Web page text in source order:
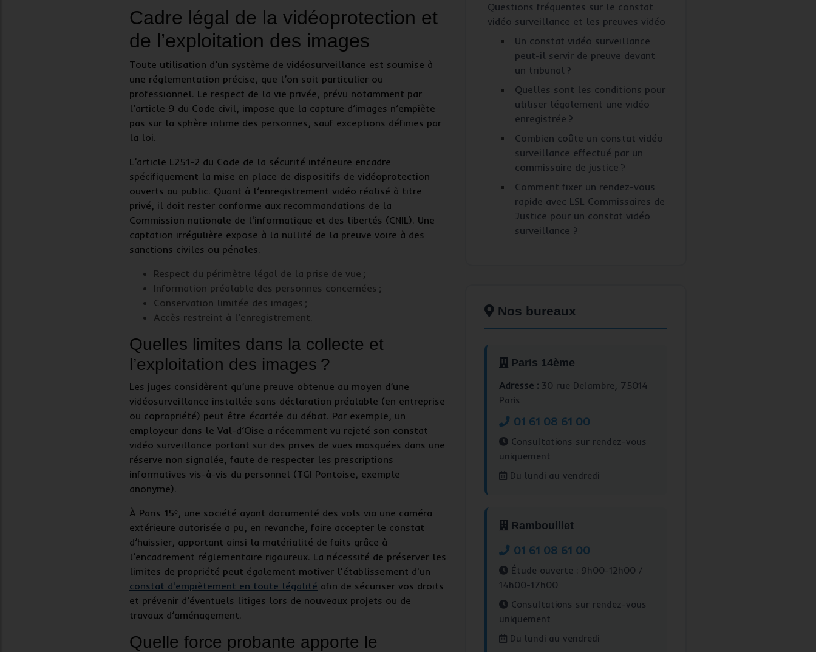
Cadre légal de la vidéoprotection et
de l’exploitation des images
Toute utilisation d’un système de vidéosurveillance est soumise à
une réglementation précise, que l’on soit particulier ou
professionnel. Le respect de la vie privée, prévu notamment par
l’article 9 du Code civil, impose que la capture d’images n’empiète
pas sur la sphère intime des personnes, sauf exceptions définies par
la loi.
L’article L251-2 du Code de la sécurité intérieure encadre
spécifiquement la mise en place de dispositifs de vidéoprotection
ouverts au public. Quant à l’enregistrement vidéo réalisé à titre
privé, il doit rester conforme aux recommandations de la
Commission nationale de l'informatique et des libertés (CNIL). Une
captation irrégulière expose à la nullité de la preuve voire à des
sanctions civiles ou pénales.
Respect du périmètre légal de la prise de vue ;
Information préalable des personnes concernées ;
Conservation limitée des images ;
Accès restreint à l’enregistrement.
Quelles limites dans la collecte et
l’exploitation des images ?
Les juges considèrent qu’une preuve obtenue au moyen d’une
vidéosurveillance installée sans déclaration préalable (en entreprise
ou copropriété) peut être écartée du débat. Par exemple, un
employeur dans le Val-d’Oise a récemment vu rejeté son constat
vidéo surveillance portant sur des prises de vues masquées dans une
réserve non signalée, faute de respecter les prescriptions
informatives vis-à-vis du personnel (TGI Pontoise, exemple
anonyme).
À Paris 15ᵉ, une société ayant documenté des vols via une caméra
extérieure autorisée a pu, en revanche, faire accepter le constat
d’huissier, apportant ainsi la matérialité de faits grâce à
l’encadrement réglementaire rigoureux. La nécessité de préserver les
limites de propriété peut également motiver l'établissement d'un
constat d'empiètement en toute légalité afin de sécuriser vos droits
et prévenir d’éventuels litiges lors de nouveaux projets ou de
travaux d’aménagement.
Quelle force probante apporte le
Questions fréquentes sur le constat
vidéo surveillance et les preuves vidéo
Un constat vidéo surveillance
peut-il servir de preuve devant
un tribunal ?
Quelles sont les conditions pour
utiliser légalement une vidéo
enregistrée ?
Combien coûte un constat vidéo
surveillance effectué par un
commissaire de justice ?
Comment fixer un rendez-vous
rapide avec LSL Commissaires de
Justice pour un constat vidéo
surveillance ?
Nos bureaux
Paris 14ème
Adresse : 30 rue Delambre, 75014
Paris
01 61 08 61 00
Consultations sur rendez-vous
uniquement
Du lundi au vendredi
Rambouillet
01 61 08 61 00
Étude ouverte : 9h00-12h00 /
14h00-17h00
Consultations sur rendez-vous
uniquement
Du lundi au vendredi